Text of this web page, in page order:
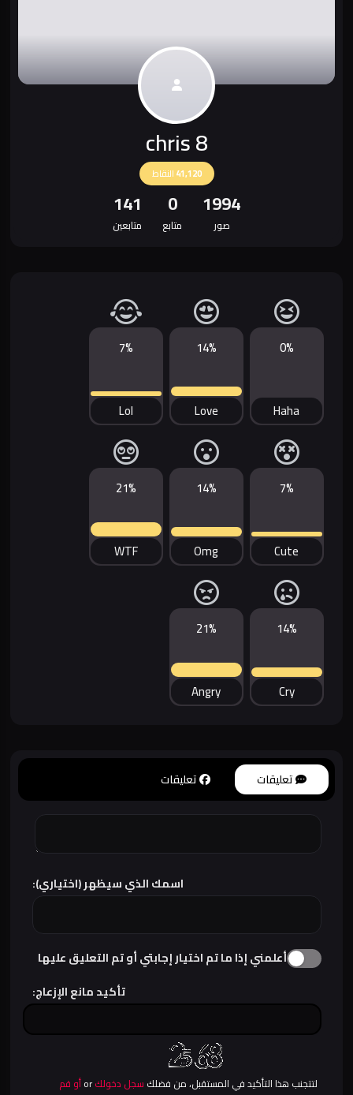
chris 8
41,120 النقاط
1994
صور
0
متابع
141
متابعين
0%
Haha
14%
Love
7%
Lol
7%
Cute
14%
Omg
21%
WTF
14%
Cry
21%
Angry
تعليقات تعليقات
اسمك الذي سيظهر (اختياري):
أعلمني إذا ما تم اختيار إجابتي أو تم التعليق عليها
تأكيد مانع الإزعاج:
لتتجنب هذا التأكيد في المستقبل، من فضلك سجل دخولكor
أو قم